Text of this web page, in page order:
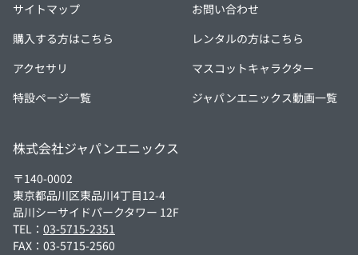
サイトマップ
お問い合わせ
購入する方はこちら
レンタルの方はこちら
アクセサリ
マスコットキャラクター
特設ページ一覧
ジャパンエニックス動画一覧
株式会社ジャパンエニックス
〒140-0002
東京都品川区東品川4丁目12-4
品川シーサイドパークタワー 12F
TEL： 03-5715-2351
FAX：03-5715-2560